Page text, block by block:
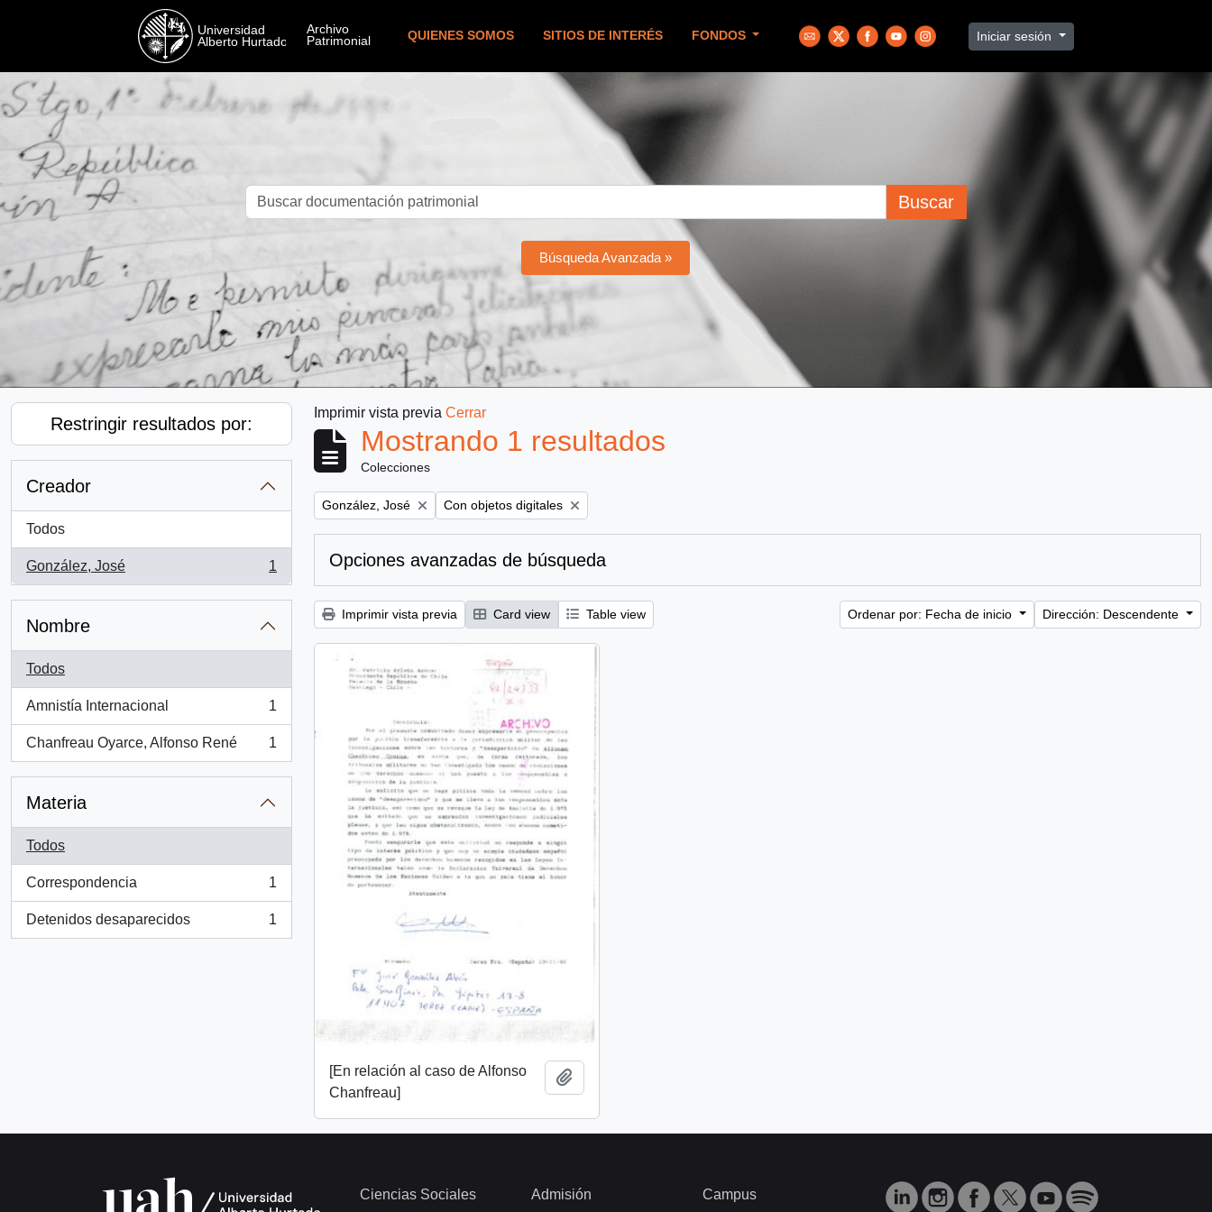
QUIENES SOMOS SITIOS DE INTERÉS FONDOS Iniciar sesión
Buscar
Búsqueda Avanzada »
Restringir resultados por:
Creador
Todos
González, José
, 1 resultados
1
Nombre
Todos
Amnistía Internacional
, 1 resultados
1
Chanfreau Oyarce, Alfonso René
, 1 resultados
1
Materia
Todos
Correspondencia
, 1 resultados
1
Detenidos desaparecidos
, 1 resultados
1
Imprimir vista previa Cerrar
Mostrando 1 resultados
Colecciones
Remove filter:
González, José Remove filter:
Con objetos digitales
Opciones avanzadas de búsqueda
Imprimir vista previa Card view Table view Ordenar por: Fecha de inicio Dirección: Descendente
[En relación al caso de Alfonso
Chanfreau]
Ciencias Sociales Admisión Campus